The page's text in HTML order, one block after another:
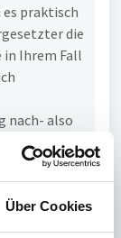
Über Cookies
praktisch
die
Ihrem Fall
nach- also
das
der